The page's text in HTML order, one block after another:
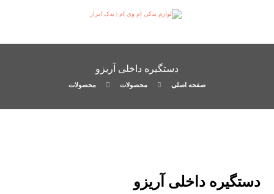
دستگیره داخلی آریزو
صفحه اصلی محصولات محصولات
دستگیره داخلی آریزو